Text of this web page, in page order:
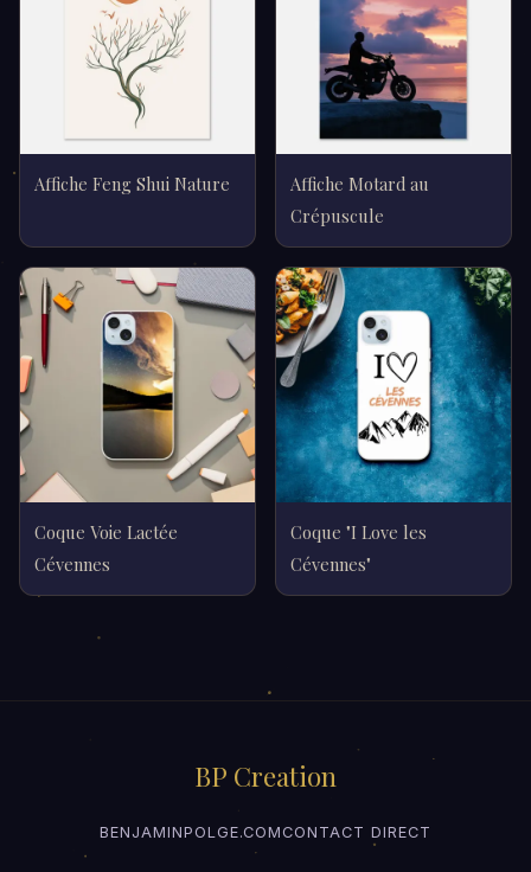
Affiche Feng Shui Nature
Affiche Motard au
Crépuscule
Coque Voie Lactée
Cévennes
Coque "I Love les
Cévennes"
BP Creation
BENJAMINPOLGE.COM CONTACT DIRECT